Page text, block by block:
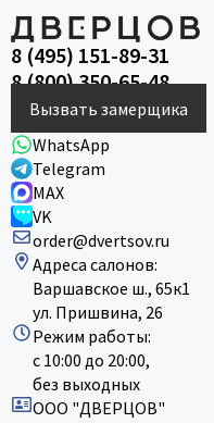
8 (495) 151-89-31
8 (800) 350-65-48
Вызвать замерщика
WhatsApp
Telegram
MAX
VK
order@dvertsov.ru
Адреса салонов:
Варшавское ш., 65к1
ул. Пришвина, 26
Режим работы:
с 10:00 до 20:00,
без выходных
ООО "ДВЕРЦОВ"